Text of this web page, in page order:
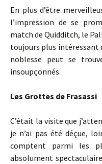
En plus d’être
l’impression de se
match de Quidditch, le
toujours plus intéressant
noblesse peut se
insoupçonnés.
Les Grottes de Frasassi
C’était la visite que
je n’ai pas été déçue,
comptent parmi les
absolument